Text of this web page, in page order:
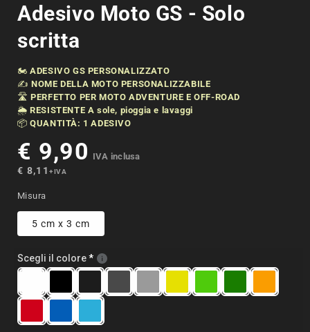
in
finestra
Adesivo Moto GS - Solo
scritta
🏍️ADESIVO GS PERSONALIZZATO
✍️NOME DELLA MOTO PERSONALIZZABILE
🛣️PERFETTO PER MOTO ADVENTURE E OFF-ROAD
🌦️RESISTENTE A sole, pioggia e lavaggi
📦QUANTITÀ: 1 ADESIVO
Prezzo
di
€ 8,11 + IVA
Prezzo
di
€ 9,90 IVA inclusa
Misura
5 cm x 3 cm
Scegli il colore